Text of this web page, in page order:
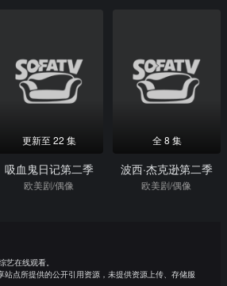
更新至 22 集
吸血鬼日记第二季
欧美剧/偶像
全 8 集
波西·杰克逊第二季
欧美剧/偶像
在线观看。
站点所提供的公开引用资源，未提供资源上传、存储服